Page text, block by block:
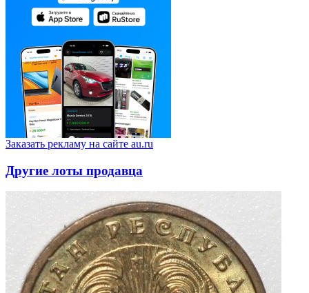
Заказать рекламу на сайте au.ru
Другие лоты продавца